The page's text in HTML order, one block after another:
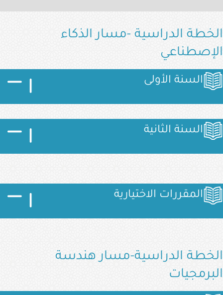
الخطة الدراسية -مسار الذكاء
الإصطناعي
الصورةالسنة الأولى
الصورةالسنة الثانية
الصورةالمقررات الاختيارية
الخطة الدراسية-مسار هندسة
البرمجيات